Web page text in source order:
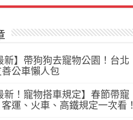
新】帶狗狗去寵物公園！台北
公車懶人包
新！寵物搭車規定】春節帶寵
運、火車、高鐵規定一次看！